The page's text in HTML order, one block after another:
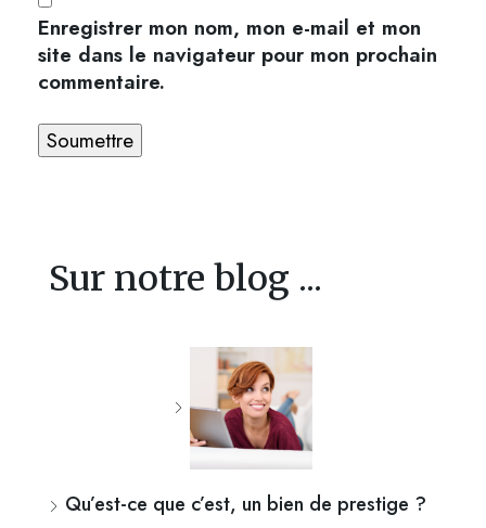
Enregistrer mon nom, mon e-mail et mon
site dans le navigateur pour mon prochain
commentaire.
Sur notre blog ...
Qu’est-ce que c’est, un bien de prestige ?